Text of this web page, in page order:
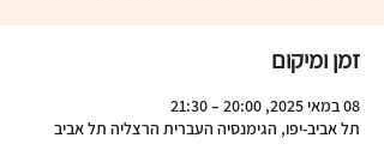
זמן ומיקום
08 במאי 2025, 20:00 – 21:30
תל אביב-יפו, הגימנסיה העברית הרצליה תל אביב